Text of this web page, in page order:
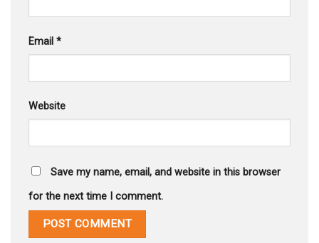
Email *
Website
Save my name, email, and website in this browser
for the next time I comment.